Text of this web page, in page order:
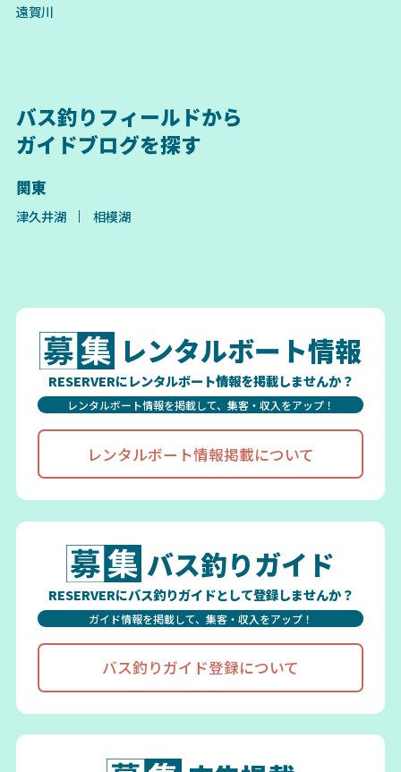
遠賀川
バス釣りフィールドから
ガイドブログを探す
関東
津久井湖 相模湖
レンタルボート情報
RESERVERにレンタルボート情報を掲載しませんか？
レンタルボート情報を掲載して、集客・収入をアップ！
レンタルボート情報掲載について
バス釣りガイド
RESERVERにバス釣りガイドとして登録しませんか？
ガイド情報を掲載して、集客・収入をアップ！
バス釣りガイド登録について